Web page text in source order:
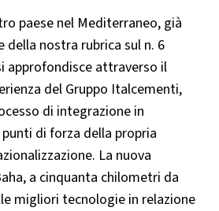
paese nel Mediterraneo, già
della nostra rubrica sul n. 6
approfondisce attraverso il
del Gruppo Italcementi,
di integrazione in
di forza della propria
La nuova
a cinquanta chilometri da
migliori tecnologie in relazione